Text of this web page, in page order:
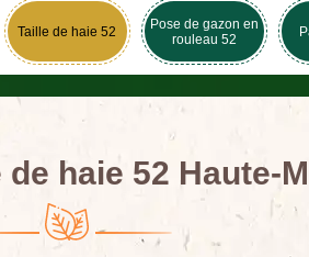
Taille de haie 52
Pose de gazon en
rouleau 52
haie 52 Haute-